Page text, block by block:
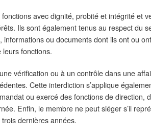
avec dignité, probité et intégrité et
Ils sont également tenus au respect du
ou documents dont ils ont ou
leurs fonctions.
vérification ou à un contrôle dans une
Cette interdiction s’applique
ou exercé des fonctions de direction,
Enfin, le membre ne peut siéger s’il
dernières années.